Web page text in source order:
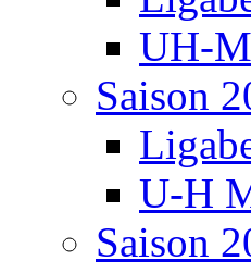
UH-
Saison
U-H
Saison